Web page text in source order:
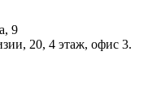
9
20, 4 этаж, офис 3.